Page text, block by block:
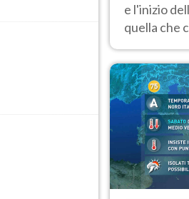
e l'inizio
quella che